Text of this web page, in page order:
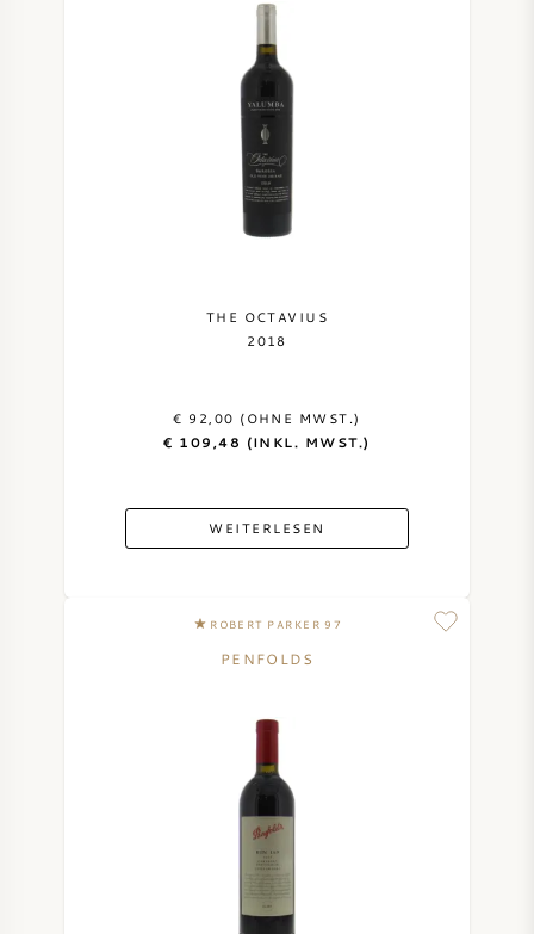
THE OCTAVIUS
2018
€ 92,00 (OHNE MWST.)
€ 109,48 (INKL. MWST.)
WEITERLESEN
ROBERT PARKER 97
PENFOLDS